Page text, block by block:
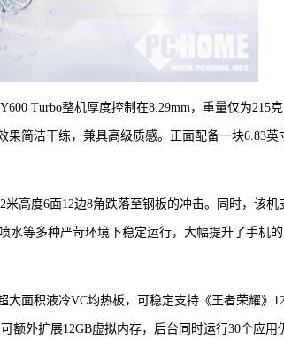
Turbo整机厚度控制在8.29mm，重量仅为215克
简洁干练，兼具高级质感。正面配备一块6.83英
高度6面12边8角跌落至钢板的冲击。同时，该机
水等多种严苛环境下稳定运行，大幅提升了手机
大面积液冷VC均热板，可稳定支持《王者荣耀》
额外扩展12GB虚拟内存，后台同时运行30个应用